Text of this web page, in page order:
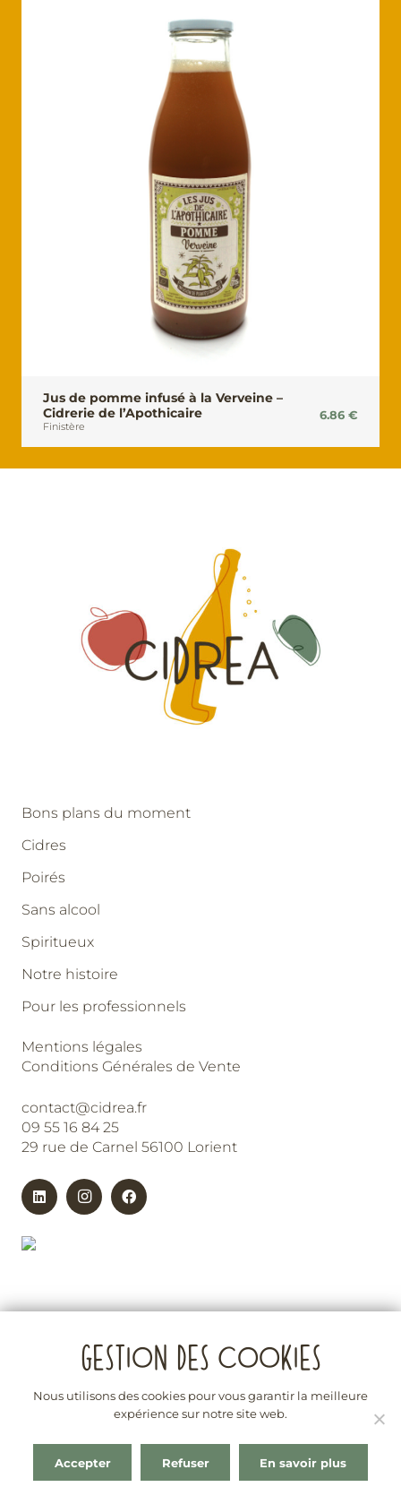
Jus de pomme infusé à la Verveine –
Cidrerie de l’Apothicaire
Finistère
6.86 €
Bons plans du moment
Cidres
Poirés
Sans alcool
Spiritueux
Notre histoire
Pour les professionnels
Mentions légales
Conditions Générales de Vente
contact@cidrea.fr
09 55 16 84 25
29 rue de Carnel 56100 Lorient
avec modération. En cas de besoin consultez le site :
Nous utilisons des cookies pour vous garantir la meilleure
expérience sur notre site web.
Accepter Refuser En savoir plus